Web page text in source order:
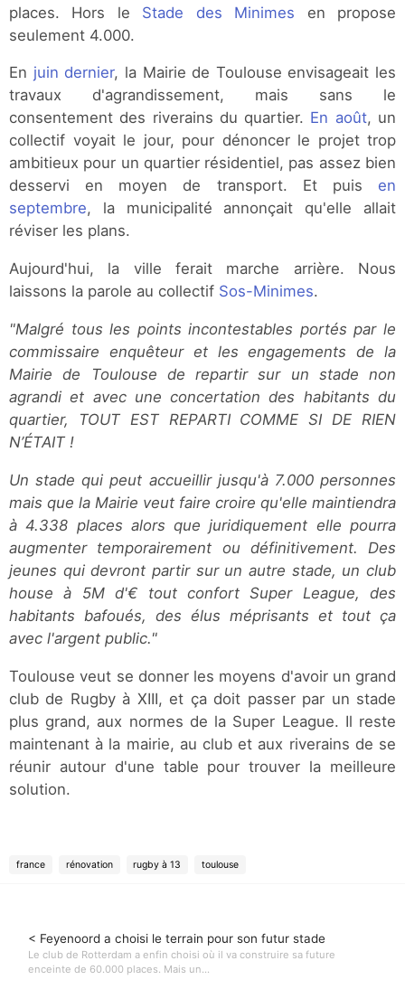
places. Hors le Stade des Minimes en propose
seulement 4.000.
En juin dernier, la Mairie de Toulouse envisageait les
travaux d'agrandissement, mais sans le
consentement des riverains du quartier. En août, un
collectif voyait le jour, pour dénoncer le projet trop
ambitieux pour un quartier résidentiel, pas assez bien
desservi en moyen de transport. Et puis en
septembre, la municipalité annonçait qu'elle allait
réviser les plans.
Aujourd'hui, la ville ferait marche arrière. Nous
laissons la parole au collectif Sos-Minimes.
"Malgré tous les points incontestables portés par le
commissaire enquêteur et les engagements de la
Mairie de Toulouse de repartir sur un stade non
agrandi et avec une concertation des habitants du
quartier, TOUT EST REPARTI COMME SI DE RIEN
N’ÉTAIT !
Un stade qui peut accueillir jusqu'à 7.000 personnes
mais que la Mairie veut faire croire qu'elle maintiendra
à 4.338 places alors que juridiquement elle pourra
augmenter temporairement ou définitivement. Des
jeunes qui devront partir sur un autre stade, un club
house à 5M d'€ tout confort Super League, des
habitants bafoués, des élus méprisants et tout ça
avec l'argent public."
Toulouse veut se donner les moyens d'avoir un grand
club de Rugby à XIII, et ça doit passer par un stade
plus grand, aux normes de la Super League. Il reste
maintenant à la mairie, au club et aux riverains de se
réunir autour d'une table pour trouver la meilleure
solution.
france rénovation rugby à 13 toulouse
< Feyenoord a choisi le terrain pour son futur stade
Le club de Rotterdam a enfin choisi où il va construire sa future
enceinte de 60.000 places. Mais un...